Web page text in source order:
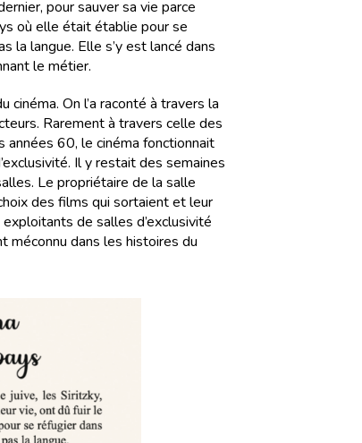
pour sauver sa vie parce
où elle était établie pour se
la langue. Elle s’y est lancé dans
le métier.
cinéma. On l’a raconté à travers la
Rarement à travers celle des
années 60, le cinéma fonctionnait
Il y restait des semaines
Le propriétaire de la salle
des films qui sortaient et leur
de salles d’exclusivité
méconnu dans les histoires du